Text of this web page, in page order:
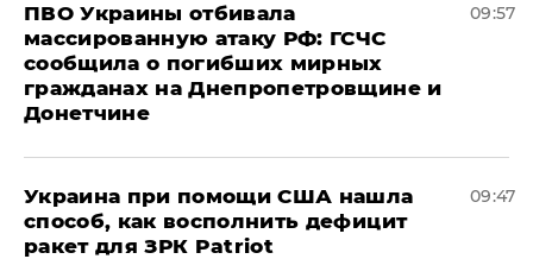
ПВО Украины отбивала
массированную атаку РФ: ГСЧС
сообщила о погибших мирных
гражданах на Днепропетровщине и
Донетчине
09:57
Украина при помощи США нашла
способ, как восполнить дефицит
ракет для ЗРК Patriot
09:47